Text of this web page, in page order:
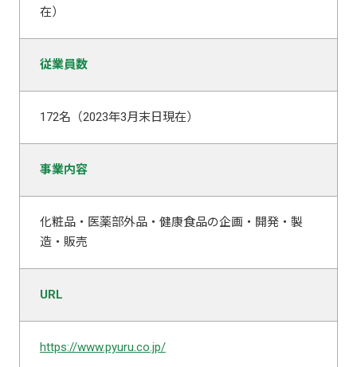
在）
従業員数
172名（2023年3月末日現在）
事業内容
化粧品・医薬部外品・健康食品の企画・開発・製
造・販売
URL
https://www.pyuru.co.jp/